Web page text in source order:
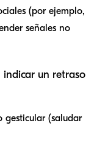
(por ejemplo,
señales no
indicar un retraso
gesticular (saludar